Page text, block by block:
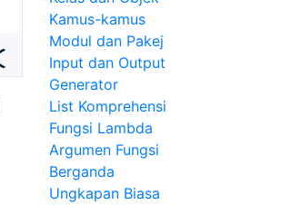
Kamus-kamus
Modul dan Pakej
Input dan Output
Generator
List Komprehensi
Fungsi Lambda
Argumen Fungsi
Berganda
Ungkapan Biasa